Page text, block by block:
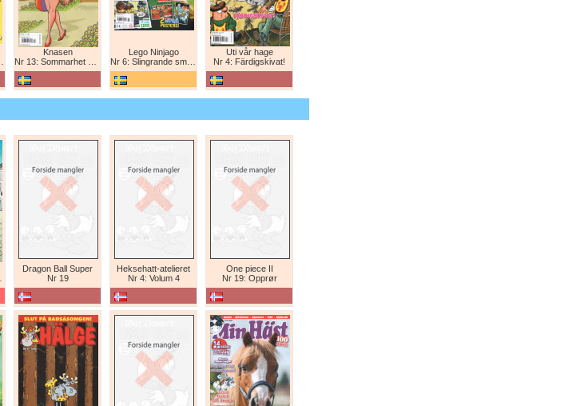
Knasen
Nr 13: Sommarhet humor!
Lego Ninjago
Nr 6: Slingrande smygattack!
Uti vår hage
Nr 4: Färdigskivat!
Dragon Ball Super
Nr 19
Heksehatt-atelieret
Nr 4: Volum 4
One piece II
Nr 19: Opprør